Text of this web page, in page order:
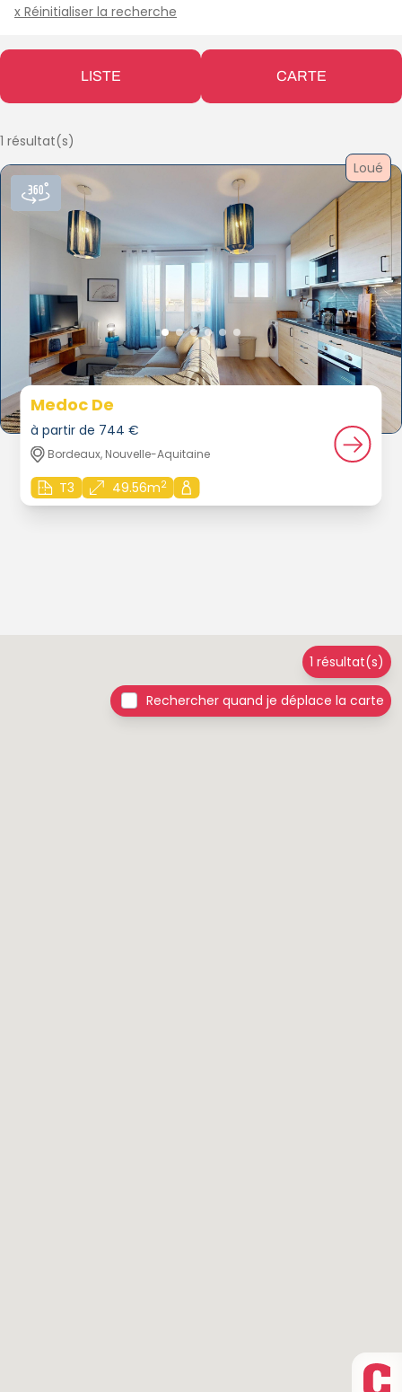
x Réinitialiser la recherche
LISTE CARTE
1 résultat(s)
Loué
Medoc De
à partir de 744 €
Bordeaux, Nouvelle-Aquitaine
T3 49.56m2
1 résultat(s)
Rechercher quand je déplace la carte